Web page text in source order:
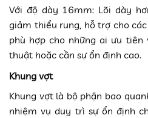
Với độ dày 16mm: Lõi dày
giảm thiểu rung, hỗ trợ cho
phù hợp cho những ai ưu tiên
thuật hoặc cần sự ổn định cao.
Khung vợt
Khung vợt là bộ phận bao
nhiệm vụ duy trì sự ổn định